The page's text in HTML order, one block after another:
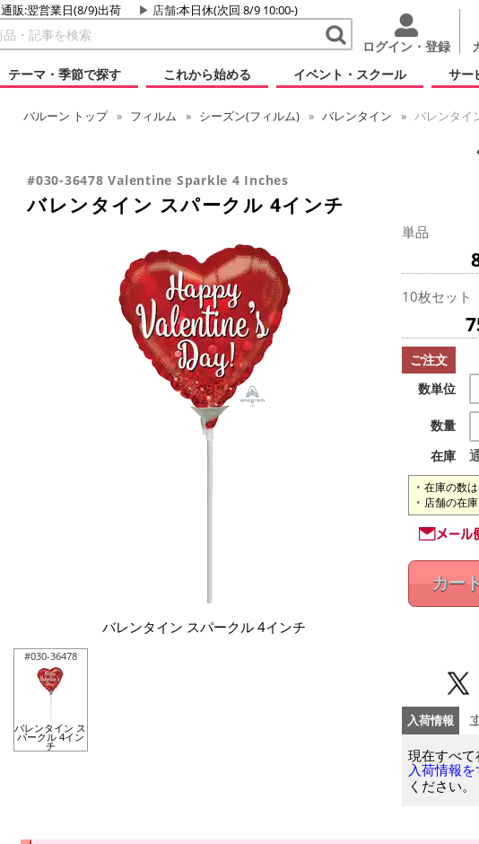
通販:翌営業日(8/9)出荷 店舗:本日休(次回 8/9 10:00-)
ログイン・登録
テーマ・季節で探す
これから始める イベント・スクール サー
バルーン トップ フィルム シーズン(フィルム) バレンタイン バレンタイ
#030-36478 Valentine Sparkle 4 Inches
バレンタイン スパークル 4インチ
バレンタイン スパークル 4インチ
#030-36478
バレンタイン ス
パークル 4イン
チ
単品
10枚セット
ご注文
数単位
数量
在庫
在庫の数
店舗の在
カー
入荷情報
現在すべて
入荷情報
ください。